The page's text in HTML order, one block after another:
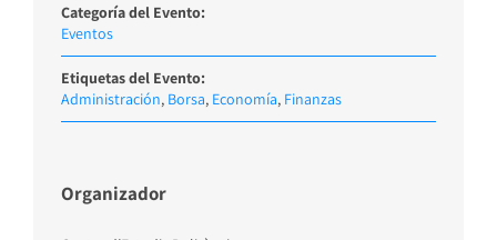
Categoría del Evento:
Eventos
Etiquetas del Evento:
Administración, Borsa, Economía, Finanzas
Organizador